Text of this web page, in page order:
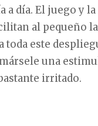
a día. El juego y
al pequeño
toda este
una
irritado.